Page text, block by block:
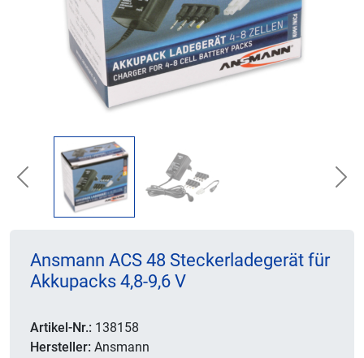
Previous
Ansmann ACS 48 Steckerladegerät für
Akkupacks 4,8-9,6 V
Artikel-Nr.: 138158
Hersteller: Ansmann